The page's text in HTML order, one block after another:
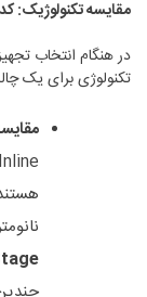
مقایسه تکنولوژیک:
در هنگام انتخاب
تکنولوژی برای